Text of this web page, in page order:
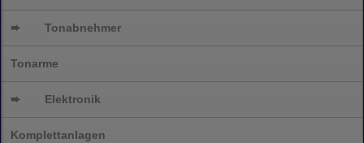
➨ Tonabnehmer
Tonarme
➨ Elektronik
Komplettanlagen